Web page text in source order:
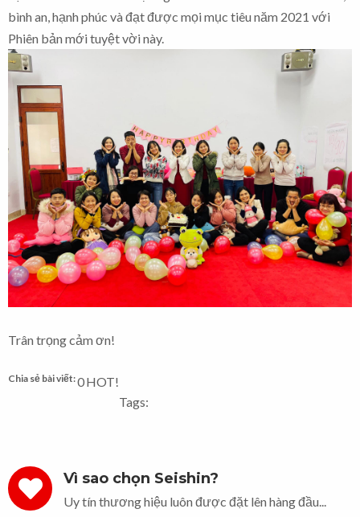
bình an, hạnh phúc và đạt được mọi mục tiêu năm 2021 với
Phiên bản mới tuyệt vời này.
Trân trọng cảm ơn!
Chia sẻ bài viết:0HOT!
Tags:
Vì sao chọn Seishin?
Uy tín thương hiệu luôn được đặt lên hàng đầu...